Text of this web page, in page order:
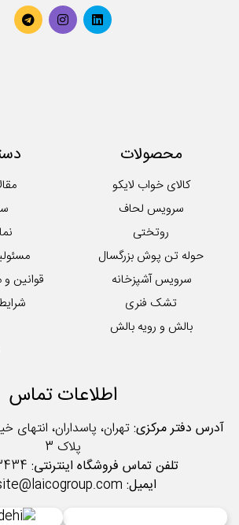
کوسن
محصولات تکی آشپزخانه
محصولات
کالای خواب لایکو
سرویس لحاف
روتختی
حوله تن پوش بزرگسال
سرویس آشپزخانه
تشک فنری
بالش و رویه بالش
قوانین و
اطلاعات تماس
آدرس دفتر مرکزی:تهران، پاسداران، انتهای
پلاک 3
تلفن تماس فروشگاه اینترنتی:
ایمیل: